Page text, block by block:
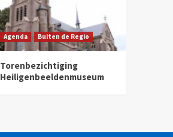
Agenda Buiten de Regio
Torenbezichtiging
Heiligenbeeldenmuseum